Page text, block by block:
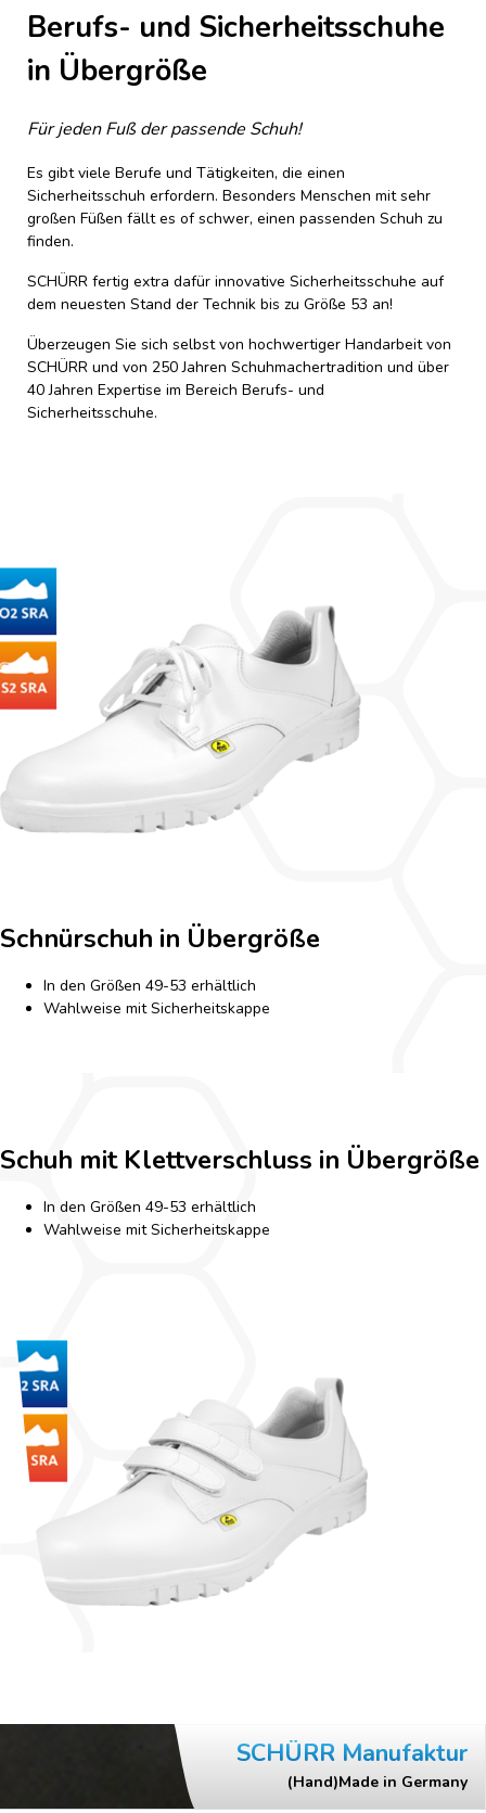
Berufs- und Sicherheitsschuhe
in Übergröße
Für jeden Fuß der passende Schuh!
Es gibt viele Berufe und Tätigkeiten, die einen
Sicherheitsschuh erfordern. Besonders Menschen mit sehr
großen Füßen fällt es of schwer, einen passenden Schuh zu
finden.
SCHÜRR fertig extra dafür innovative Sicherheitsschuhe auf
dem neuesten Stand der Technik bis zu Größe 53 an!
Überzeugen Sie sich selbst von hochwertiger Handarbeit von
SCHÜRR und von 250 Jahren Schuhmachertradition und über
40 Jahren Expertise im Bereich Berufs- und
Sicherheitsschuhe.
Schnürschuh in Übergröße
In den Größen 49-53 erhältlich
Wahlweise mit Sicherheitskappe
Schuh mit Klettverschluss in Übergröße
In den Größen 49-53 erhältlich
Wahlweise mit Sicherheitskappe
SCHÜRR Manufaktur
(Hand)Made in Germany